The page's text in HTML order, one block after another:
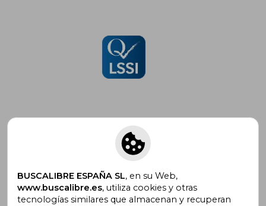
Suscríbete para recibir ofertas y
promociones
BUSCALIBRE ESPAÑA SL, en su Web,
www.buscalibre.es, utiliza cookies y otras
tecnologías similares que almacenan y recuperan